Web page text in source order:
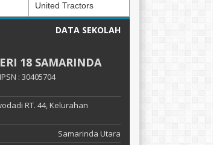
United Tractors
DATA SEKOLAH
18 SAMARINDA
: 30405704
RT. 44, Kelurahan
Samarinda Utara